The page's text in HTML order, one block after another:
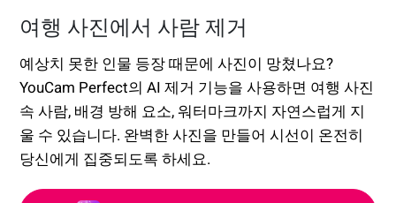
여행 사진에서 사람 제거
예상치 못한 인물 등장 때문에 사진이 망쳤나요?
YouCam Perfect의 AI 제거 기능을 사용하면 여행 사진
속 사람, 배경 방해 요소, 워터마크까지 자연스럽게 지
울 수 있습니다. 완벽한 사진을 만들어 시선이 온전히
당신에게 집중되도록 하세요.